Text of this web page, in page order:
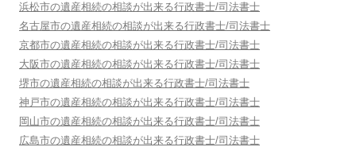
浜松市の遺産相続の相談が出来る行政書士/司法書士
名古屋市の遺産相続の相談が出来る行政書士/司法書士
京都市の遺産相続の相談が出来る行政書士/司法書士
大阪市の遺産相続の相談が出来る行政書士/司法書士
堺市の遺産相続の相談が出来る行政書士/司法書士
神戸市の遺産相続の相談が出来る行政書士/司法書士
岡山市の遺産相続の相談が出来る行政書士/司法書士
広島市の遺産相続の相談が出来る行政書士/司法書士